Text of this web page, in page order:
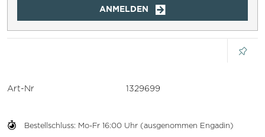
ANMELDEN
Bestellschluss: Mo-Fr 16:00 Uhr (ausgenommen Engadin)
Art-Nr 1329699